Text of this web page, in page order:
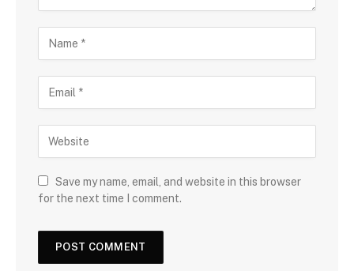
Save my name, email, and website in this browser
for the next time I comment.